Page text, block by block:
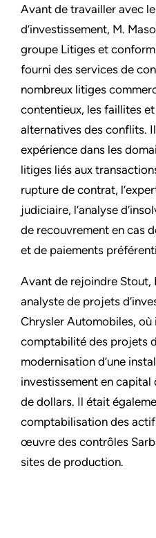
Avant de travailler avec
d’investissement, M.
groupe Litiges et
fourni des services de
nombreux litiges
contentieux, les faillites
alternatives des conflits.
expérience dans les
litiges liés aux
rupture de contrat,
judiciaire, l’analyse
de recouvrement en cas
et de paiements
Avant de rejoindre Stout,
analyste de projets
Chrysler Automobiles, où
comptabilité des projets
modernisation d’une
investissement en
de dollars. Il était
comptabilisation des
œuvre des contrôles
sites de production.